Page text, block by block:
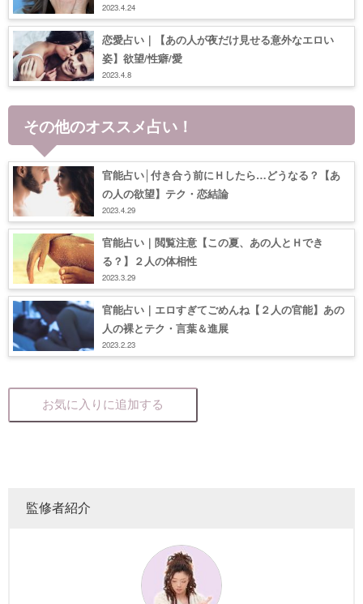
2023.4.24
恋愛占い｜【あの人が夜だけ見せる意外なエロい
姿】欲望/性癖/愛
2023.4.8
その他のオススメ占い！
官能占い│付き合う前にＨしたら…どうなる？【あ
の人の欲望】テク・恋結論
2023.4.29
官能占い｜閲覧注意【この夏、あの人とＨでき
る？】２人の体相性
2023.3.29
官能占い｜エロすぎてごめんね【２人の官能】あの
人の裸とテク・言葉＆進展
2023.2.23
お気に入りに追加する
監修者紹介